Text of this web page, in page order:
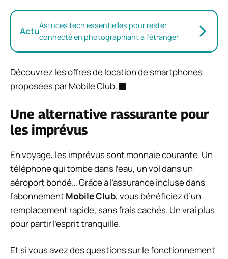
ActuAstuces tech essentielles pour rester
connecté en photographiant à l’étranger
Découvrez les offres de location de smartphones
proposées par Mobile Club.
Une alternative rassurante pour
les imprévus
En voyage, les imprévus sont monnaie courante. Un
téléphone qui tombe dans l’eau, un vol dans un
aéroport bondé… Grâce à l’assurance incluse dans
l’abonnementMobile Club, vous bénéficiez d’un
remplacement rapide, sans frais cachés. Un vrai plus
pour partir l’esprit tranquille.
Et si vous avez des questions sur le fonctionnement